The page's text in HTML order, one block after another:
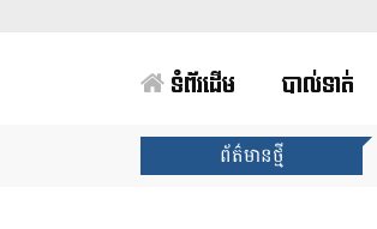
ទំព័រដើម បាល់ទាត់
ព័ត៌មានថ្មី